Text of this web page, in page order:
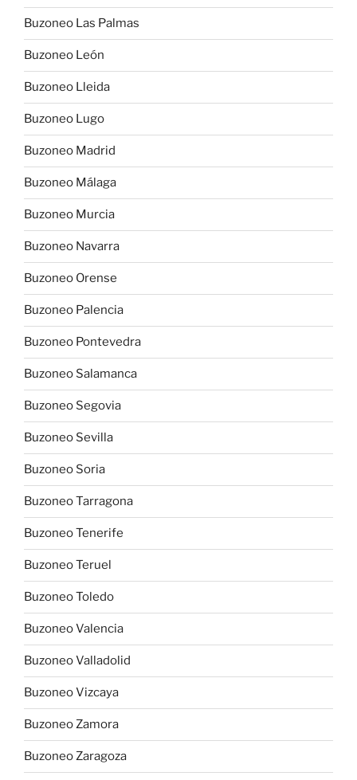
Buzoneo Las Palmas
Buzoneo León
Buzoneo Lleida
Buzoneo Lugo
Buzoneo Madrid
Buzoneo Málaga
Buzoneo Murcia
Buzoneo Navarra
Buzoneo Orense
Buzoneo Palencia
Buzoneo Pontevedra
Buzoneo Salamanca
Buzoneo Segovia
Buzoneo Sevilla
Buzoneo Soria
Buzoneo Tarragona
Buzoneo Tenerife
Buzoneo Teruel
Buzoneo Toledo
Buzoneo Valencia
Buzoneo Valladolid
Buzoneo Vizcaya
Buzoneo Zamora
Buzoneo Zaragoza